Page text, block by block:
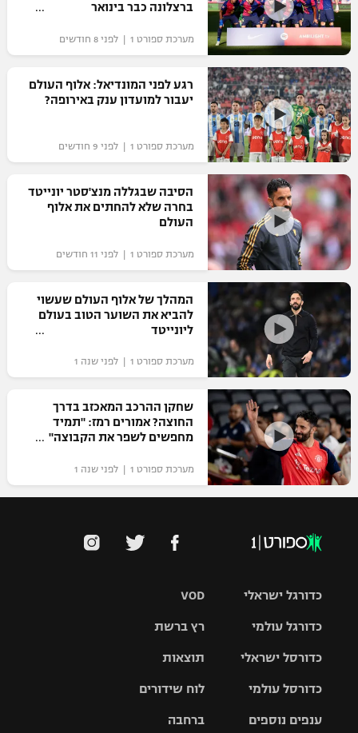
ברצלונה כבר בינואר
מערכת ספורט 1 | לפני 8 חודשים
רגע לפני המונדיאל: אלוף העולם
יעבור למועדון ענק באירופה?
מערכת ספורט 1 | לפני 9 חודשים
הסיבה שבגללה מנצ'סטר יונייטד
בחרה שלא להחתים את אלוף
העולם
מערכת ספורט 1 | לפני 11 חודשים
המהלך של אלוף העולם שעשוי
להביא את השוער הטוב בעולם
ליונייטד
מערכת ספורט 1 | לפני שנה 1
שחקן ההרכב המאכזב בדרך
החוצה? אמורים רמז: "תמיד
מחפשים לשפר את הקבוצה"
מערכת ספורט 1 | לפני שנה 1
VOD
רץ ברשת
תוצאות
לוח שידורים
ברחבה
כדורגל ישראלי
גביע הטוטו
כדורגל עולמי
האלופות
ליגה
כדורסל ישראלי
סל
כדורסל עולמי
ענפים נוספים